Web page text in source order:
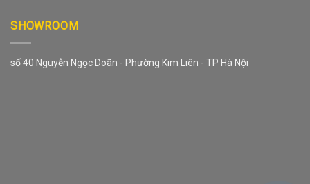
SHOWROOM
số 40 Nguyễn Ngọc Doãn - Phường Kim Liên - TP Hà Nội